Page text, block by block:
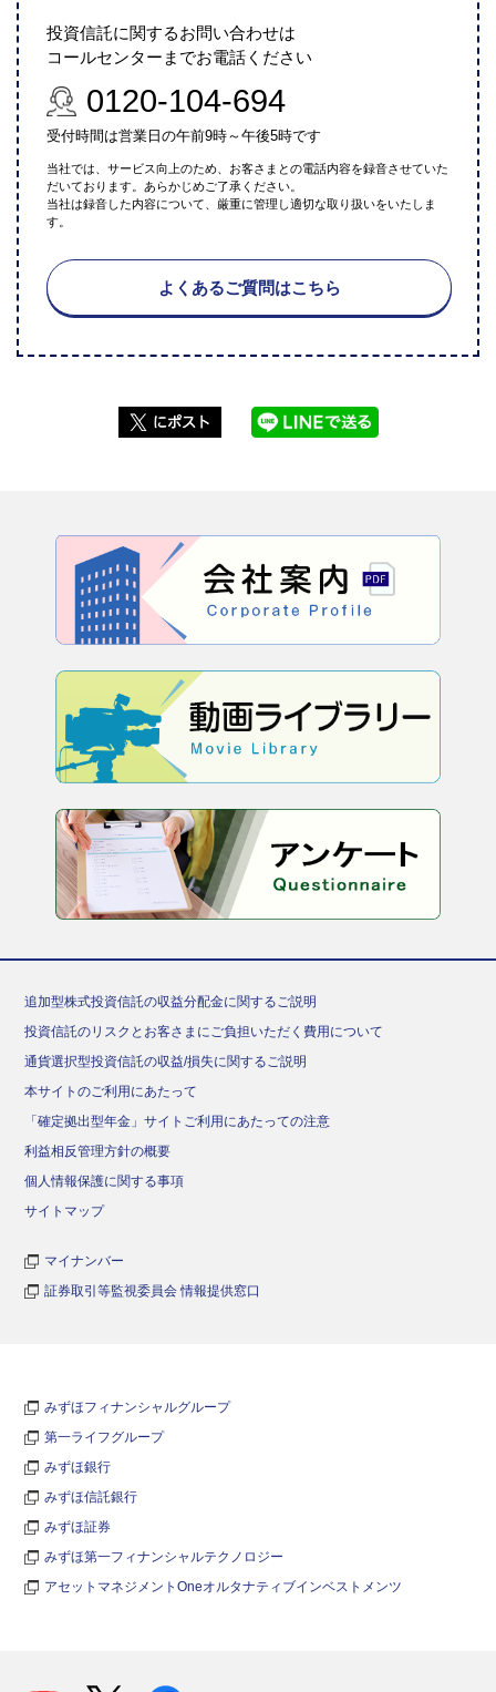
投資信託に関するお問い合わせは
コールセンターまでお電話ください
0120-104-694
受付時間は営業日の午前9時～午後5時です
当社では、サービス向上のため、お客さまとの電話内容を録音させていた
だいております。あらかじめご了承ください。
当社は録音した内容について、厳重に管理し適切な取り扱いをいたしま
す。
よくあるご質問はこちら
追加型株式投資信託の収益分配金に関するご説明
投資信託のリスクとお客さまにご負担いただく費用について
通貨選択型投資信託の収益/損失に関するご説明
本サイトのご利用にあたって
「確定拠出型年金」サイトご利用にあたっての注意
利益相反管理方針の概要
個人情報保護に関する事項
サイトマップ
マイナンバー
証券取引等監視委員会 情報提供窓口
みずほフィナンシャルグループ
第一ライフグループ
みずほ銀行
みずほ信託銀行
みずほ証券
みずほ第一フィナンシャルテクノロジー
アセットマネジメントOneオルタナティブインベストメンツ